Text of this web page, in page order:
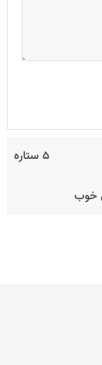
۵ ستاره
خوب